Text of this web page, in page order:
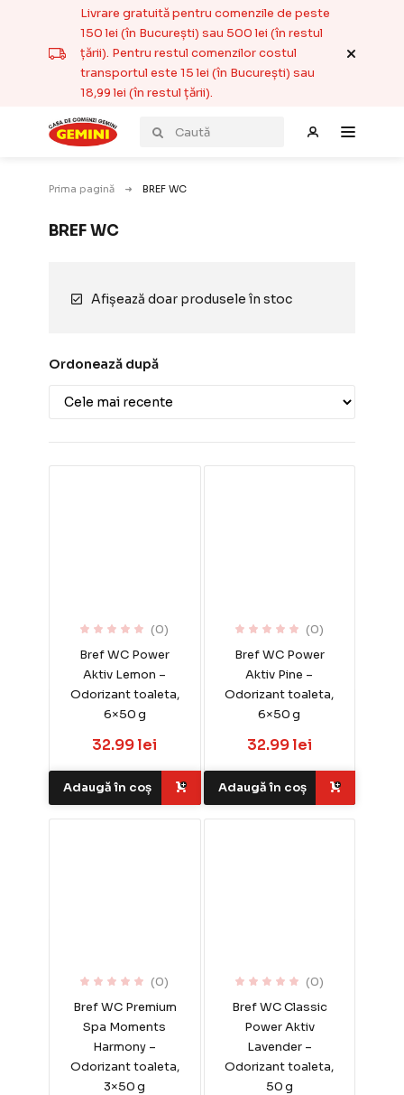
Livrare gratuită pentru comenzile de peste
150 lei (în București) sau 500 lei (în restul
țării). Pentru restul comenzilor costul
transportul este 15 lei (în București) sau
18,99 lei (în restul țării).
Prima pagină BREF WC
BREF WC
Afișează doar produsele în stoc
Ordonează după
(0)
Bref WC Power
Aktiv Lemon –
Odorizant toaleta,
6×50 g
32.99 lei
Adaugă în coș
(0)
Bref WC Power
Aktiv Pine –
Odorizant toaleta,
6×50 g
32.99 lei
Adaugă în coș
(0)
Bref WC Premium
Spa Moments
Harmony –
Odorizant toaleta,
3×50 g
(0)
Bref WC Classic
Power Aktiv
Lavender –
Odorizant toaleta,
50 g